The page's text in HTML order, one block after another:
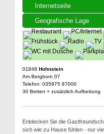
Internetseite
Geografische Lage
01848 Hohnstein
Am Bergborn 07
Telefon: 035975 87000
30 Betten + zusätzlich Aufbettung
Entdecken Sie die
sich wie zu Hause fühlen - nur